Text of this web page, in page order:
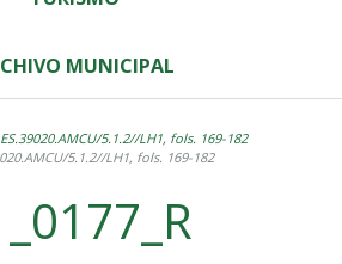
MUNICIPAL
5.1.2//LH1, fols. 169-182
5.1.2//LH1, fols. 169-182